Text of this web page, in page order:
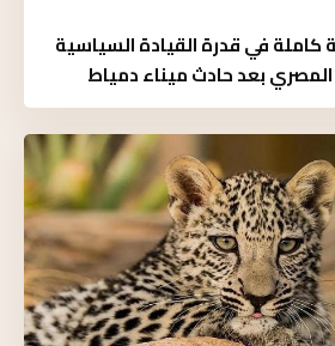
كاملة في قدرة القيادة السياسية
بعد حادث ميناء دمياط